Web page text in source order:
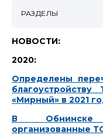
НОВОСТИ:
2020:
Определены
«Мирный» в 2021
В Обнинске
организованные
РАЗДЕЛЫ